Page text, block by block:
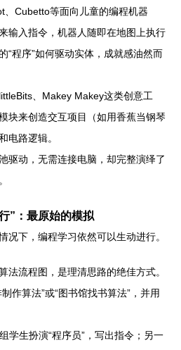
、Cubetto等面向儿童的编程机器
输入指令，机器人随即在地图上执行
“程序”如何驱动实体，成就感油然而
littleBits、Makey Makey这类创意工
块来创造交互项目（如用香蕉当钢琴
电路逻辑。
驱动，无需连接电脑，却完整演绎了
”：最原始的模拟
况下，编程学习依然可以生动进行。
法流程图，是理清思路的绝佳方式。
作算法”或“图书馆找书算法”，并用
组学生扮演“程序员”，写出指令；另一